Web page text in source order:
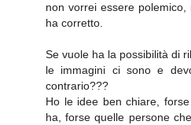
non vorrei essere
ha corretto.
Se vuole ha la possibilità di
le immagini ci sono e
contrario???
Ho le idee ben chiare,
ha, forse quelle persone